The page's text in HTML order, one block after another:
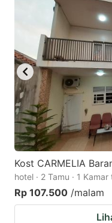
Kost CARMELIA
hotel · 2 Tamu · 1
Rp 107.500 /malam